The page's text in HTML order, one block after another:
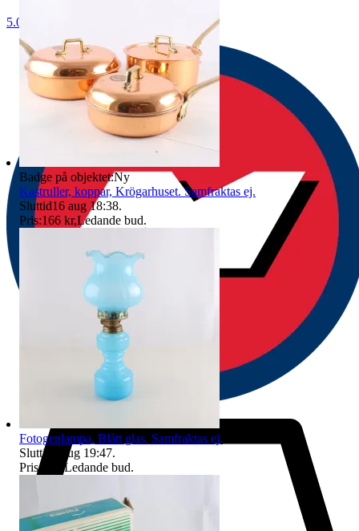
5.0
Badge på objektet:Ny
Kastruller, koppar, Krögarhuset. Samfraktas ej.
Sluttid16 aug 18:38.
Pris:166 kr,Ledande bud.
Fotogenlampa, Blått glas. Samfraktas ej.
Sluttid
9 aug 19:47.
Pris:
Ledande bud.